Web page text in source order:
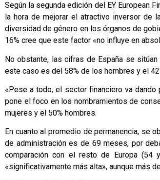
Según la segunda edición del EY European
la hora de mejorar el atractivo inversor de
diversidad de género en los órganos de
16% cree que este factor «no influye en
No obstante, las cifras de España se
este caso es del 58% de los hombres y el
«Pese a todo, el sector financiero va
pone el foco en los nombramientos de
mujeres y el 50% hombres.
En cuanto al promedio de permanencia, se
de administración es de 69 meses, por
comparación con el resto de Europa (54
«significativamente más alta», aunque más